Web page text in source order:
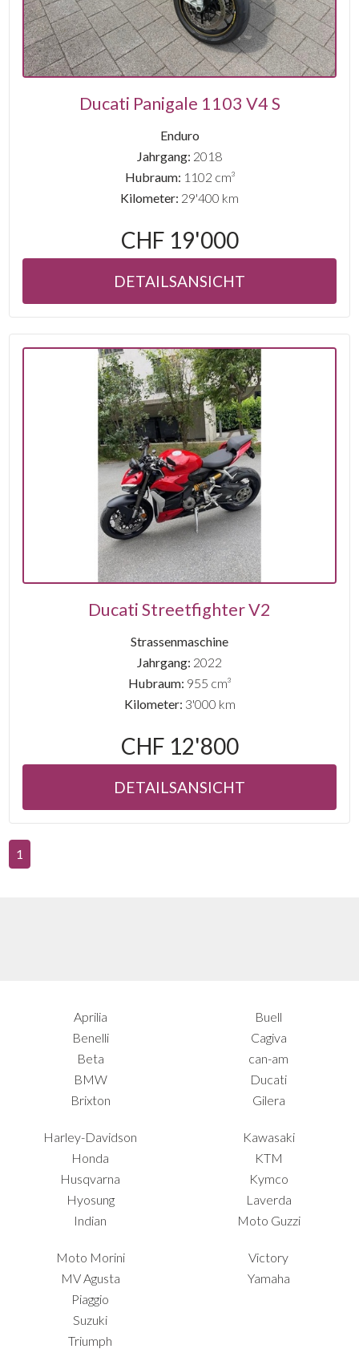
Ducati Panigale 1103 V4 S
Enduro
Jahrgang: 2018
Hubraum: 1102 cm³
Kilometer: 29'400 km
CHF 19'000
DETAILSANSICHT
Ducati Streetfighter V2
Strassenmaschine
Jahrgang: 2022
Hubraum: 955 cm³
Kilometer: 3'000 km
CHF 12'800
DETAILSANSICHT
1
Aprilia
Benelli
Beta
BMW
Brixton
Buell
Cagiva
can-am
Ducati
Gilera
Harley-Davidson
Honda
Husqvarna
Hyosung
Indian
Kawasaki
KTM
Kymco
Laverda
Moto Guzzi
Moto Morini
MV Agusta
Piaggio
Suzuki
Triumph
Victory
Yamaha